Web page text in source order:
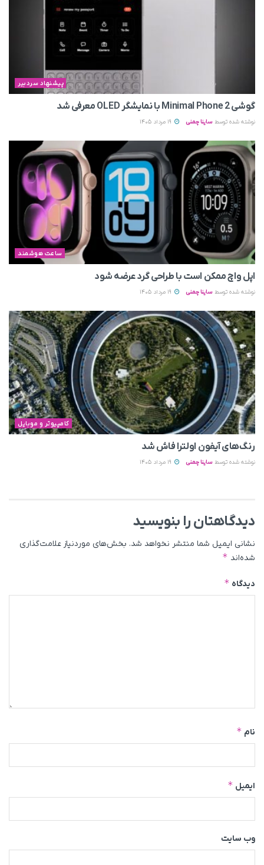
پیشنهاد سردبیر
گوشی Minimal Phone 2 با نمایشگر OLED معرفی شد
نوشته شده توسط ساینا چمنی
ساعت هوشمند
اپل واچ ممکن است با طراحی گرد عرضه شود
نوشته شده توسط ساینا چمنی
کامپیوتر و موبایل
رنگ‌های آیفون اولترا فاش شد
نوشته شده توسط ساینا چمنی
دیدگاهتان را بنویسید
نشانی ایمیل شما منتشر نخواهد شد. بخش‌های موردنیاز علامت‌گذاری
شده‌اند *
دیدگاه *
نام *
ایمیل *
وب‌ سایت